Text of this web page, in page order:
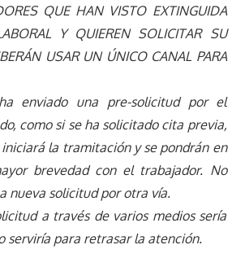
QUE HAN VISTO EXTINGUIDA
Y QUIEREN SOLICITAR SU
USAR UN ÚNICO CANAL PARA
enviado una pre-solicitud por el
como si se ha solicitado cita previa,
iniciará la tramitación y se pondrán en
brevedad con el trabajador. No
nueva solicitud por otra vía.
a través de varios medios sería
serviría para retrasar la atención.